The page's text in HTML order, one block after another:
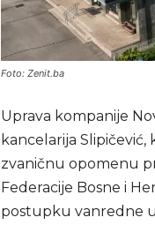
Foto: Zenit.ba
Uprava kompanije
kancelarija
zvaničnu opomenu
Federacije Bosne i
postupku vanredne